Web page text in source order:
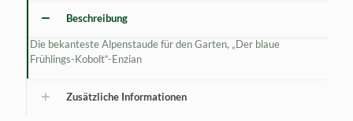
Beschreibung
Die bekanteste Alpenstaude für den Garten, „Der blaue
Frühlings-Kobolt“-Enzian
Zusätzliche Informationen